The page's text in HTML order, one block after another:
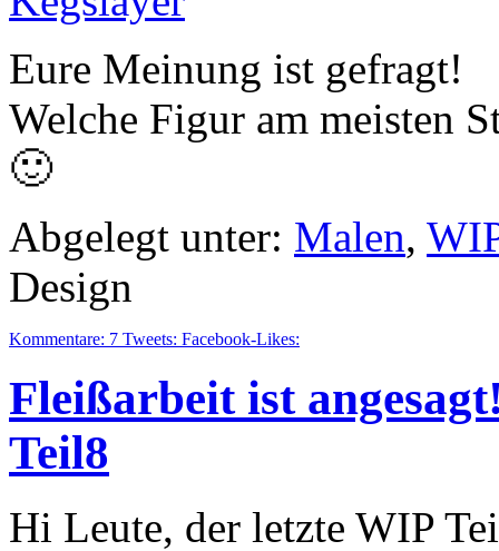
Eure Meinung ist gefragt!
Welche Figur am meisten
🙂
Abgelegt unter: Malen,
Design
Kommentare: 7 Tweets: Facebook-Likes:
Fleißarbeit ist
Teil8
Hi Leute, der letzte WIP